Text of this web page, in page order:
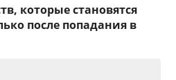
которые становятся
после попадания в